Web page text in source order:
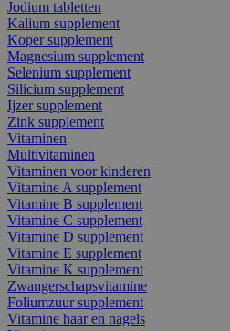
Jodium tabletten
Kalium supplement
Koper supplement
Magnesium supplement
Selenium supplement
Silicium supplement
Ijzer supplement
Zink supplement
Vitaminen
Multivitaminen
Vitaminen voor kinderen
Vitamine A supplement
Vitamine B supplement
Vitamine C supplement
Vitamine D supplement
Vitamine E supplement
Vitamine K supplement
Zwangerschapsvitamine
Foliumzuur supplement
Vitamine haar en nagels